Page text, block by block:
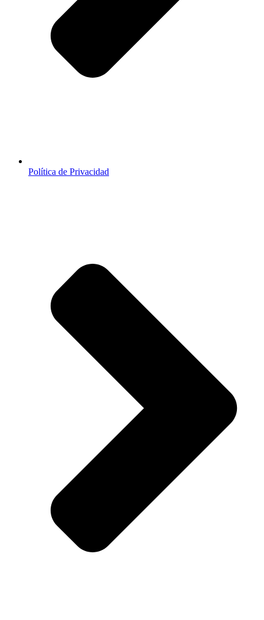
Política de Privacidad